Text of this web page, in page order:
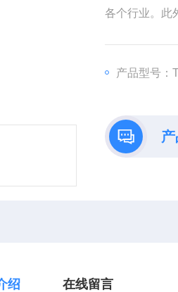
各个行业。此
产品型号：
绍 在线留言